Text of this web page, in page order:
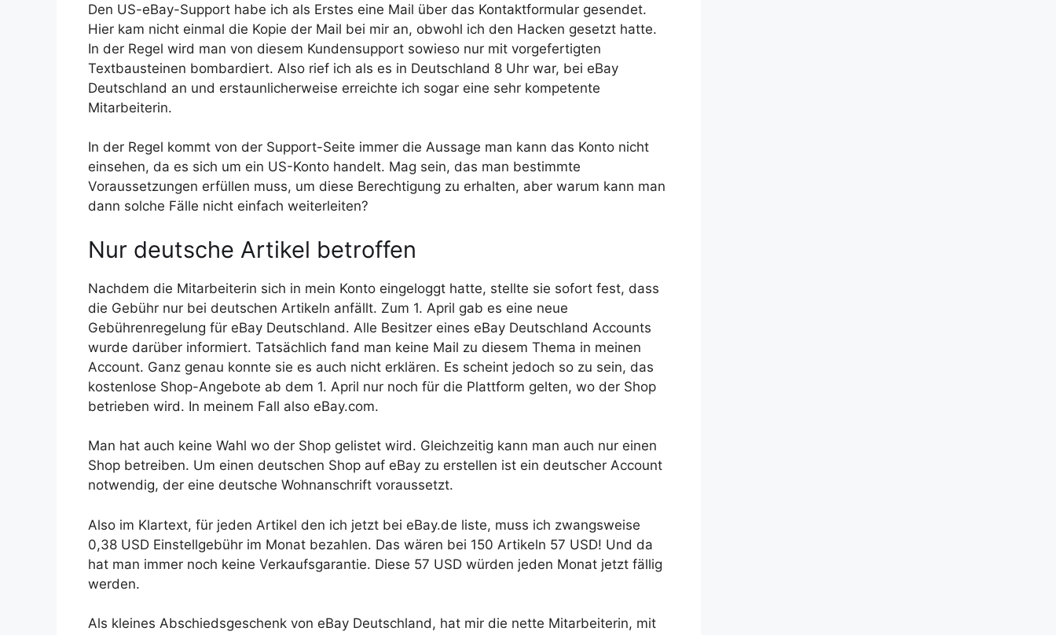
Den US-eBay-Support habe ich als Erstes eine Mail über das Kontaktformular gesendet.
Hier kam nicht einmal die Kopie der Mail bei mir an, obwohl ich den Hacken gesetzt hatte.
In der Regel wird man von diesem Kundensupport sowieso nur mit vorgefertigten
Textbausteinen bombardiert. Also rief ich als es in Deutschland 8 Uhr war, bei eBay
Deutschland an und erstaunlicherweise erreichte ich sogar eine sehr kompetente
Mitarbeiterin.
In der Regel kommt von der Support-Seite immer die Aussage man kann das Konto nicht
einsehen, da es sich um ein US-Konto handelt. Mag sein, das man bestimmte
Voraussetzungen erfüllen muss, um diese Berechtigung zu erhalten, aber warum kann man
dann solche Fälle nicht einfach weiterleiten?
Nur deutsche Artikel betroffen
Nachdem die Mitarbeiterin sich in mein Konto eingeloggt hatte, stellte sie sofort fest, dass
die Gebühr nur bei deutschen Artikeln anfällt. Zum 1. April gab es eine neue
Gebührenregelung für eBay Deutschland. Alle Besitzer eines eBay Deutschland Accounts
wurde darüber informiert. Tatsächlich fand man keine Mail zu diesem Thema in meinen
Account. Ganz genau konnte sie es auch nicht erklären. Es scheint jedoch so zu sein, das
kostenlose Shop-Angebote ab dem 1. April nur noch für die Plattform gelten, wo der Shop
betrieben wird. In meinem Fall also eBay.com.
Man hat auch keine Wahl wo der Shop gelistet wird. Gleichzeitig kann man auch nur einen
Shop betreiben. Um einen deutschen Shop auf eBay zu erstellen ist ein deutscher Account
notwendig, der eine deutsche Wohnanschrift voraussetzt.
Also im Klartext, für jeden Artikel den ich jetzt bei eBay.de liste, muss ich zwangsweise
0,38 USD Einstellgebühr im Monat bezahlen. Das wären bei 150 Artikeln 57 USD! Und da
hat man immer noch keine Verkaufsgarantie. Diese 57 USD würden jeden Monat jetzt fällig
werden.
Als kleines Abschiedsgeschenk von eBay Deutschland, hat mir die nette Mitarbeiterin, mit